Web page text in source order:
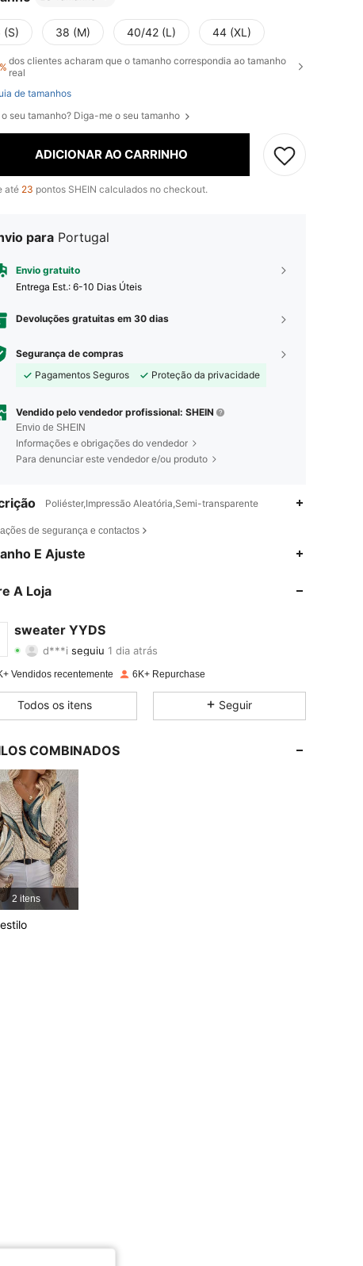
do corpo: Maçã, Cor: azul-púrpura, Tamanho: S
(S) 38 (M) 40/42 (L) 44 (XL)
dos clientes acharam que o tamanho correspondia ao tamanho
real
de tamanhos
o seu tamanho? Diga-me o seu tamanho
ADICIONAR AO CARRINHO
até 23 pontos SHEIN calculados no checkout.
para Portugal
Envio gratuito
Entrega Est.: 6-10 Dias Úteis
Devoluções gratuitas em 30 dias
Segurança de compras
Pagamentos Seguros
Proteção da privacidade
Vendido pelo vendedor profissional: SHEIN
Envio de SHEIN
Informações e obrigações do vendedor
Para denunciar este vendedor e/ou produto
Poliéster,Impressão Aleatória,Semi-transparente
de segurança e contactos
E Ajuste
A Loja
sweater YYDS
d***i seguiu
4,77 Avaliação 50 Itens 3.5K
4,77 50 3.5K
4,77 50
4,77
4,77
4,77
Vendidos recentemente 6K+ Repurchase
Todos os itens Seguir
COMBINADOS
2 itens